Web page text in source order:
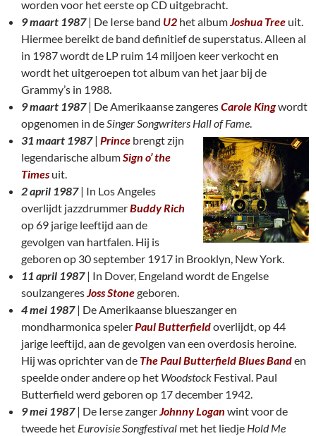
worden voor het eerste op CD uitgebracht.
9 maart 1987| De Ierse band U2 het albumJoshua Tree uit.
Hiermee bereikt de band definitief de superstatus. Alleen al
in 1987 wordt de LP ruim 14 miljoen keer verkocht en
wordt het uitgeroepen tot album van het jaar bij de
Grammy’s in 1988.
9 maart 1987| De Amerikaanse zangeresCarole Kingwordt
opgenomen in deSinger Songwriters Hall of Fame.
31 maart 1987| Prince brengt zijn
legendarische albumSign o’ the
Timesuit.
2 april 1987| In Los Angeles
overlijdt jazzdrummerBuddy Rich
op 69 jarige leeftijd aan de
gevolgen van hartfalen. Hij is
geboren op 30 september 1917 in Brooklyn, New York.
11 april 1987| In Dover, Engeland wordt de Engelse
soulzangeresJoss Stonegeboren.
4 mei 1987| De Amerikaanse blueszanger en
mondharmonica spelerPaul Butterfieldoverlijdt, op 44
jarige leeftijd, aan de gevolgen van een overdosis heroine.
Hij was oprichter van de The Paul Butterfield Blues Banden
speelde onder andere op het Woodstock Festival. Paul
Butterfield werd geboren op 17 december 1942.
9 mei 1987| De Ierse zangerJohnny Logan wint voor de
tweede het Eurovisie Songfestival met het liedje Hold Me